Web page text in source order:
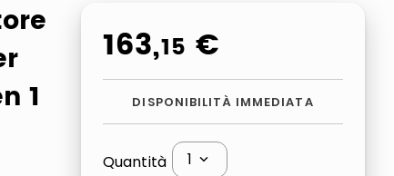
1
163,15 €
DISPONIBILITÀ IMMEDIATA
Quantità 1